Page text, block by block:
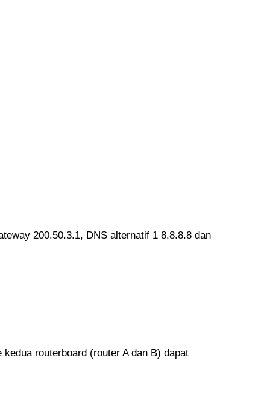
200.50.3.1, DNS alternatif 1 8.8.8.8 dan
routerboard (router A dan B) dapat